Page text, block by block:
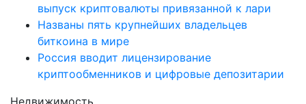
выпуск криптовалюты привязанной к лари
Названы пять крупнейших владельцев
биткоина в мире
Россия вводит лицензирование
криптообменников и цифровые депозитарии